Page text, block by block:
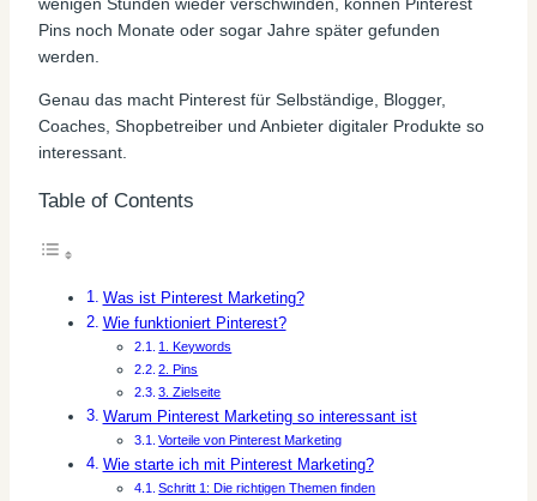
Pins noch Monate oder sogar Jahre später gefunden
werden.
Genau das macht Pinterest für Selbständige, Blogger,
Coaches, Shopbetreiber und Anbieter digitaler Produkte so
interessant.
Table of Contents
Was ist Pinterest Marketing?
Wie funktioniert Pinterest?
1. Keywords
2. Pins
3. Zielseite
Warum Pinterest Marketing so interessant ist
Vorteile von Pinterest Marketing
Wie starte ich mit Pinterest Marketing?
Schritt 1: Die richtigen Themen finden